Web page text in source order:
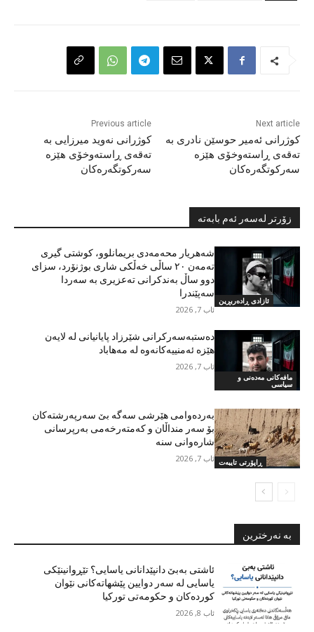
Previous article
کوژرانی نەوید میرزایی بە
تەقەی ڕاستەوخۆی هێزە
سەرکوتگەرەکان
Next article
کوژرانی ئەمیر حوسێن نادری بە
تەقەی ڕاستەوخۆی هێزە
سەرکوتگەرەکان
زۆرتر لەسەر ئەم بابەتە
ئازادی ڕادەربڕین
شەهریار محەمەدی بریمانلوو، کوشتی گیری
تەمەن ٢٠ ساڵی خەڵکی شاری بوژنۆرد، سزای
دوو ساڵ بەندکرانی تەعزیری بە سەردا
سەپێندرا
ئاب 7, 2026
مافەکانی مەدەنی و
سیاسی
دەستبەسەرکرانی شێرزاد پایانیانی لە لایەن
هێزە ئەمنییەکانەوە لە مەهاباد
ئاب 7, 2026
ڕاپۆرتی تایبەت
بەردەوامی هێرشی سەگە بێ سەرپەرشتەکان
بۆ سەر منداڵان و کەمتەرخەمی بەرپرسانی
شارەوانی سنە
ئاب 7, 2026
بە نەرخترین
ئاشتی بەبێ دانپێدانانی یاسایی؟ تێڕوانینێکی
یاسایی لە سەر دوایین پێشهاتەکانی نێوان
کوردەکان و حکومەتی تورکیا
ئاب 8, 2026